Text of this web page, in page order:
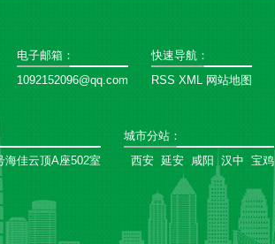
电子邮箱：
1092152096@qq.com
快速导航：
RSS XML 网站地图
海佳云顶A座502室
城市分站 ：
西安 延安 咸阳 汉中 宝鸡